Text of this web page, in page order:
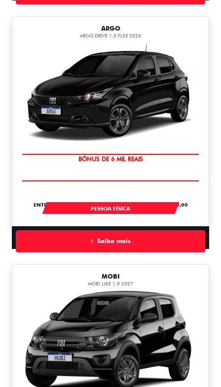
ARGO
ARGO DRIVE 1.0 FLEX 2026
TAXA ZERO
ENTRADA DE R$ 54.967,04 +30 PARCELAS DE R$ 1.379,00
PESSOA FÍSICA
Saiba mais
MOBI
MOBI LIKE 1.0 2027